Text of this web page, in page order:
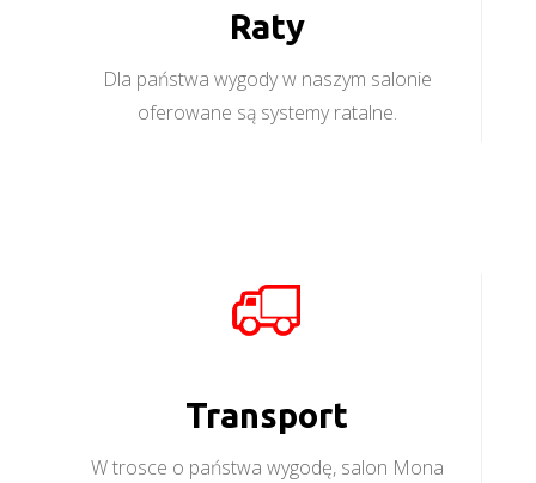
Raty
Dla państwa wygody w naszym salonie
oferowane są systemy ratalne.
Transport
W trosce o państwa wygodę, salon Mona